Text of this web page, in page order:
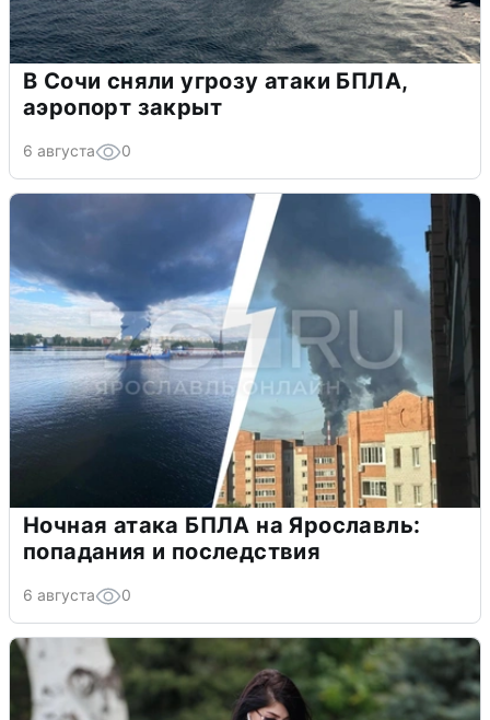
В Сочи сняли угрозу атаки БПЛА,
аэропорт закрыт
6 августа 0
Ночная атака БПЛА на Ярославль:
попадания и последствия
6 августа 0